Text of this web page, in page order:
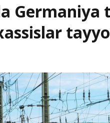
Germaniya